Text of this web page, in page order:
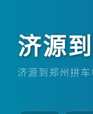
济源
济源到郑州拼